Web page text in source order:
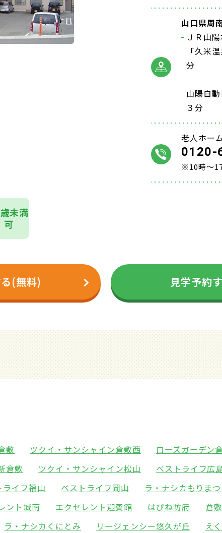
山口県周
ＪＲ山
「久米
分
山陽自
３分
老人ホー
0120-
※10時～
未満
可
(無料) 見学予約
敷 ツクイ・サンシャイン倉敷西 ローズガーデン
倉敷 ツクイ・サンシャイン松山 ベストライフ広
ライフ福山 ベストライフ岡山 ラ・ナシカもりまつ
ント城南 エクセレント迎賓館 はぴね防府
倉
ラ・ナシカくにとみ リージェンシー悠久が丘 え